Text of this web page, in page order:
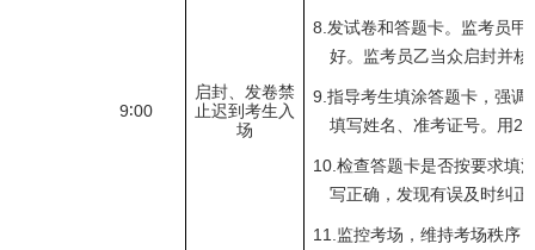
9∶00
启封、发卷禁
止迟到考生入
场
8. 发试卷和答题卡。监考员
好。监考员乙当众启封并
9. 指导考生填涂答题卡，强
填写姓名、准考证号。用2B
10. 检查答题卡是否按要求填
写正确，发现有误及时纠正
11. 监控考场，维持考场秩序